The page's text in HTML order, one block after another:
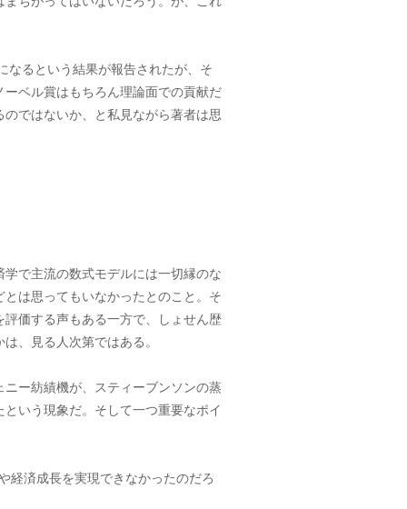
なるという結果が報告されたが、そ
ベル賞はもちろん理論面での貢献だ
ではないか、と私見ながら著者は思
で主流の数式モデルには一切縁のな
は思ってもいなかったとのこと。そ
価する声もある一方で、しょせん歴
、見る人次第ではある。
ー紡績機が、スティーブンソンの蒸
いう現象だ。そして一つ重要なポイ
経済成長を実現できなかったのだろ